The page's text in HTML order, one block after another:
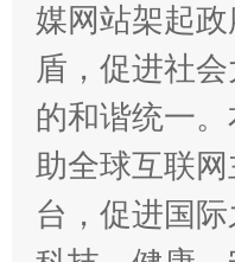
媒网站架起
盾，促进社
的和谐统一
助全球互联
台，促进国